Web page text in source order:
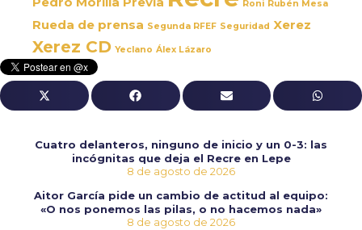
Roni Rubén Mesa
Rueda de prensa Segunda RFEF Seguridad Xerez
Xerez CD Yeclano Álex Lázaro
Cuatro delanteros, ninguno de inicio y un 0-3: las
incógnitas que deja el Recre en Lepe
8 de agosto de 2026
Aitor García pide un cambio de actitud al equipo:
«O nos ponemos las pilas, o no hacemos nada»
8 de agosto de 2026